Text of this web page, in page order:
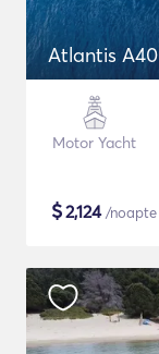
Atlantis A40
Motor Yacht
$2,124/noapte